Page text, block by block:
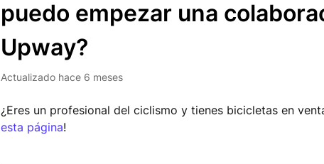
puedo empezar una
Upway?
Actualizado hace 6 meses
¿Eres un profesional del ciclismo y tienes bicicletas en
esta página!